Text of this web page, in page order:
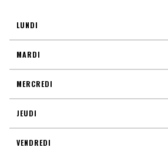
LUNDI
MARDI
MERCREDI
JEUDI
VENDREDI